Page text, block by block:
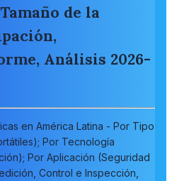
de la
Análisis 2026-
en América Latina - Por Tipo
Por Tecnología
Por Aplicación (Seguridad
Control e Inspección,